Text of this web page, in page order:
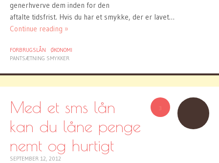
generhverve dem inden for den
aftalte tidsfrist. Hvis du har et smykke, der er lavet…
Continue reading »
FORBRUGSLÅN
ØKONOMI
PANTSÆTNING SMYKKER
3
Med et sms lån
kan du låne penge
nemt og hurtigt
SEPTEMBER 12, 2012